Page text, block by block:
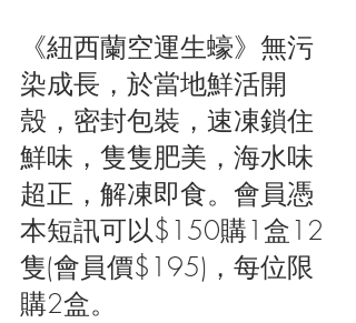
《紐西蘭空運生蠔》無污
染成長，於當地鮮活開
殼，密封包裝，速凍鎖住
鮮味，隻隻肥美，海水味
超正，解凍即食。會員憑
本短訊可以$150購1盒12
隻(會員價$195)，每位限
購2盒。